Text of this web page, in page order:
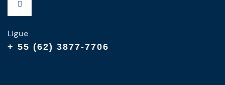
Ligue
+ 55 (62) 3877-7706